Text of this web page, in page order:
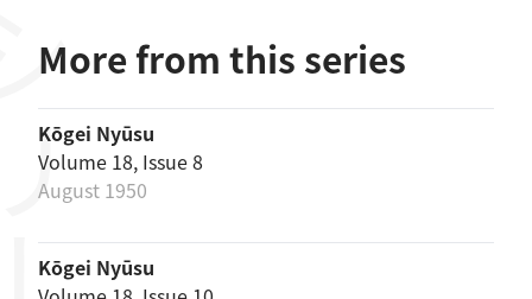
More from this series
Kōgei Nyūsu
Volume 18, Issue 8
August 1950
Kōgei Nyūsu